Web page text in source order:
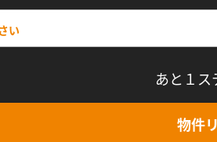
あと１ス
物件